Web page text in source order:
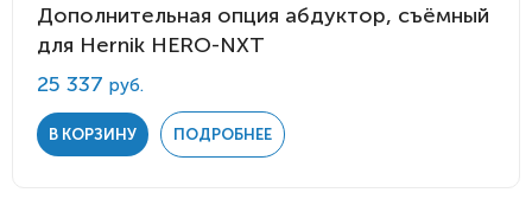
Дополнительная опция абдуктор, съёмный
для Hernik HERO-NXT
25 337 руб.
В КОРЗИНУ ПОДРОБНЕЕ